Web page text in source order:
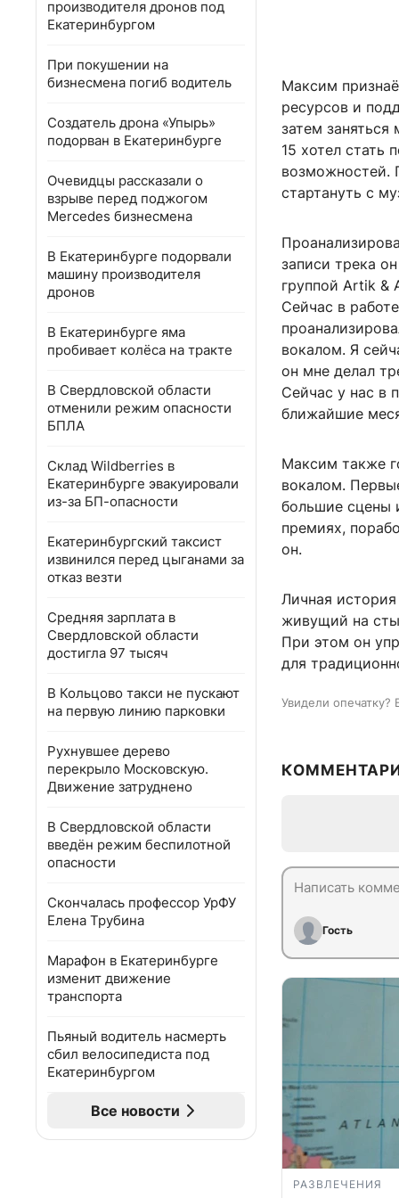
производителя дронов под
Екатеринбургом
При покушении на
бизнесмена погиб водитель
Создатель дрона «Упырь»
подорван в Екатеринбурге
Очевидцы рассказали о
взрыве перед поджогом
Mercedes бизнесмена
В Екатеринбурге подорвали
машину производителя
дронов
В Екатеринбурге яма
пробивает колёса на тракте
В Свердловской области
отменили режим опасности
БПЛА
Склад Wildberries в
Екатеринбурге эвакуировали
из-за БП-опасности
Екатеринбургский таксист
извинился перед цыганами за
отказ везти
Средняя зарплата в
Свердловской области
достигла 97 тысяч
В Кольцово такси не пускают
на первую линию парковки
Рухнувшее дерево
перекрыло Московскую.
Движение затруднено
В Свердловской области
введён режим беспилотной
опасности
Скончалась профессор УрФУ
Елена Трубина
Марафон в Екатеринбурге
изменит движение
транспорта
Пьяный водитель насмерть
сбил велосипедиста под
Екатеринбургом
Все новости
Максим
ресурсов и
затем заняться
15 хотел стать
возможностей.
стартануть с
записи трека
группой Artik &
Сейчас в
вокалом. Я
он мне делал
Сейчас у нас в
ближайшие
Максим также
вокалом.
большие сцены
премиях,
он.
Личная
живущий на
При этом он
для
Увидели
Гость
РАЗВЛЕЧЕНИЯ